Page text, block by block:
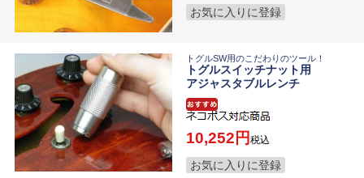
お気に入りに登録
トグルSW用のこだわりのツール！
トグルスイッチナット用
アジャスタブルレンチ
10,252 税込
お気に入りに登録